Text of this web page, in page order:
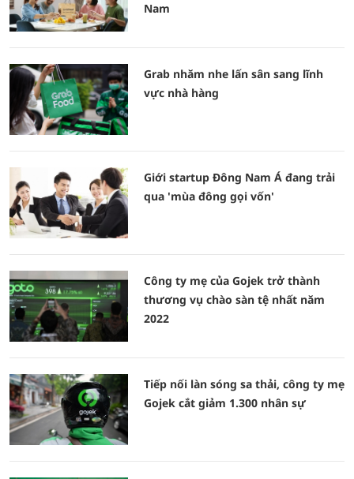
Nam
Grab nhăm nhe lấn sân sang lĩnh
vực nhà hàng
Giới startup Đông Nam Á đang trải
qua 'mùa đông gọi vốn'
Công ty mẹ của Gojek trở thành
thương vụ chào sàn tệ nhất năm
2022
Tiếp nối làn sóng sa thải, công ty mẹ
Gojek cắt giảm 1.300 nhân sự